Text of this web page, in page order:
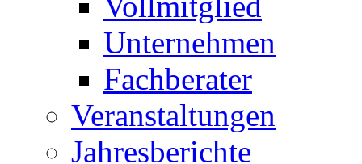
Unternehmen
Fachberater
Veranstaltungen
Jahresberichte